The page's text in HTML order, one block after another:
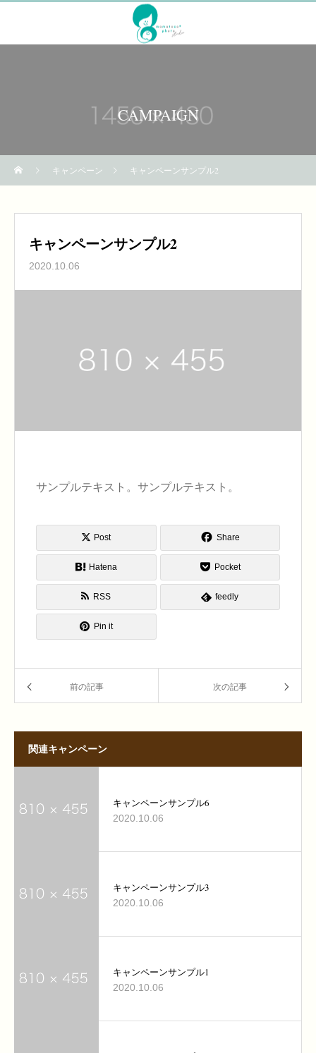
CAMPAIGN
キャンペーン キャンペーンサンプル2
キャンペーンサンプル2
2020.10.06
サンプルテキスト。サンプルテキスト。
Post Share
Hatena Pocket
RSS feedly
Pin it
前の記事 次の記事
関連キャンペーン
キャンペーンサンプル6
2020.10.06
キャンペーンサンプル3
2020.10.06
キャンペーンサンプル1
2020.10.06